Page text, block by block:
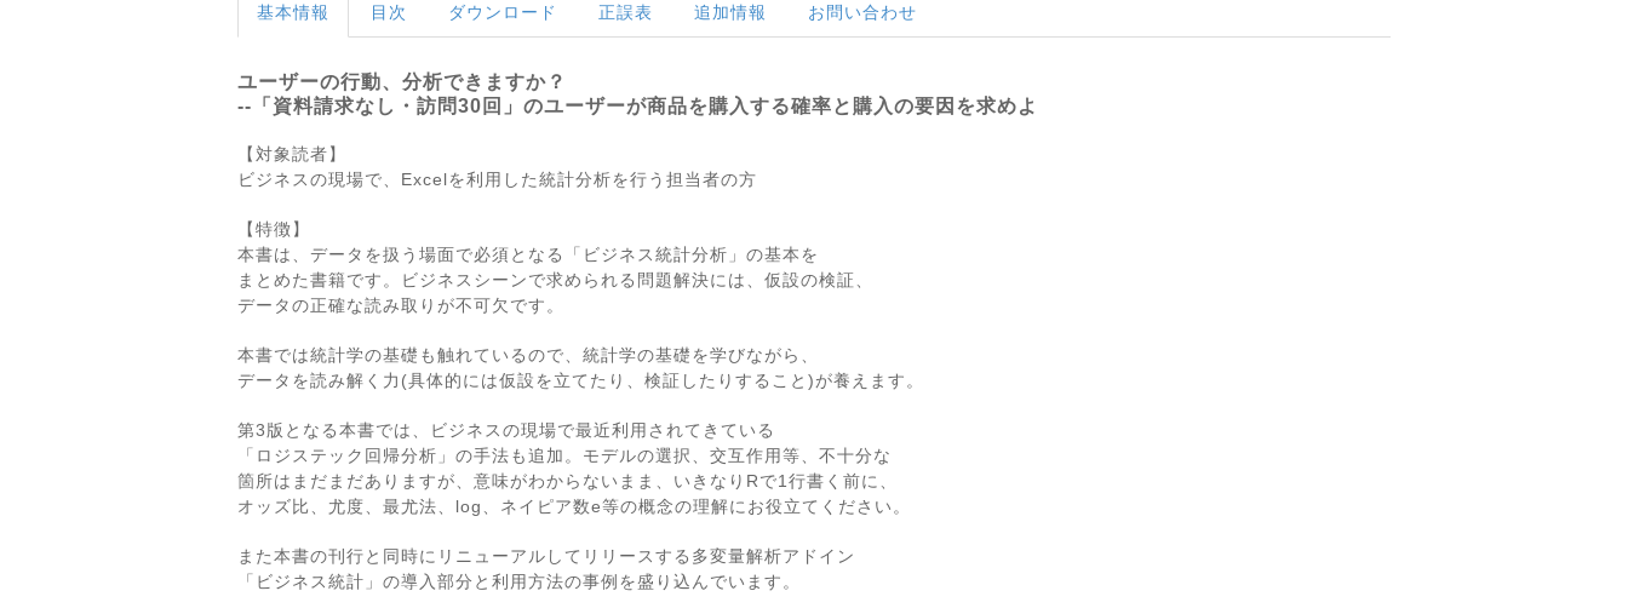
基本情報 目次 ダウンロード 正誤表 追加情報 お問い合わせ
ユーザーの行動、分析できますか？
--「資料請求なし・訪問30回」のユーザーが商品を購入する確率と購入の要因を求めよ
【対象読者】
ビジネスの現場で、Excelを利用した統計分析を行う担当者の方
【特徴】
本書は、データを扱う場面で必須となる「ビジネス統計分析」の基本を
まとめた書籍です。ビジネスシーンで求められる問題解決には、仮設の検証、
データの正確な読み取りが不可欠です。
本書では統計学の基礎も触れているので、統計学の基礎を学びながら、
データを読み解く力(具体的には仮設を立てたり、検証したりすること)が養えます。
第3版となる本書では、ビジネスの現場で最近利用されてきている
「ロジステック回帰分析」の手法も追加。モデルの選択、交互作用等、不十分な
箇所はまだまだありますが、意味がわからないまま、いきなりRで1行書く前に、
オッズ比、尤度、最尤法、log、ネイピア数e等の概念の理解にお役立てください。
また本書の刊行と同時にリニューアルしてリリースする多変量解析アドイン
「ビジネス統計」の導入部分と利用方法の事例を盛り込んでいます。